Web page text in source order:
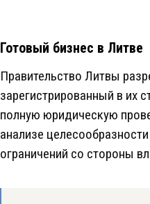
Готовый бизнес в Литве
Правительство Литвы
зарегистрированный в их
полную юридическую
анализе
ограничений со стороны